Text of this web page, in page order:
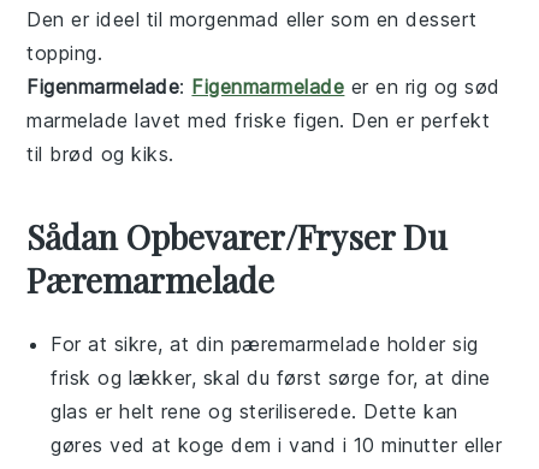
Den er ideel til morgenmad eller som endessert
topping.
Figenmarmelade: Figenmarmelade er en rig og sød
marmelade lavet med friske figen. Den er perfekt
til brød ogkiks.
Sådan Opbevarer/Fryser Du
Pæremarmelade
For at sikre, at din pæremarmelade holder sig
frisk og lækker, skal du først sørge for, at dine
glas er helt rene og steriliserede. Dette kan
gøres ved at koge dem i vand i 10 minutter eller